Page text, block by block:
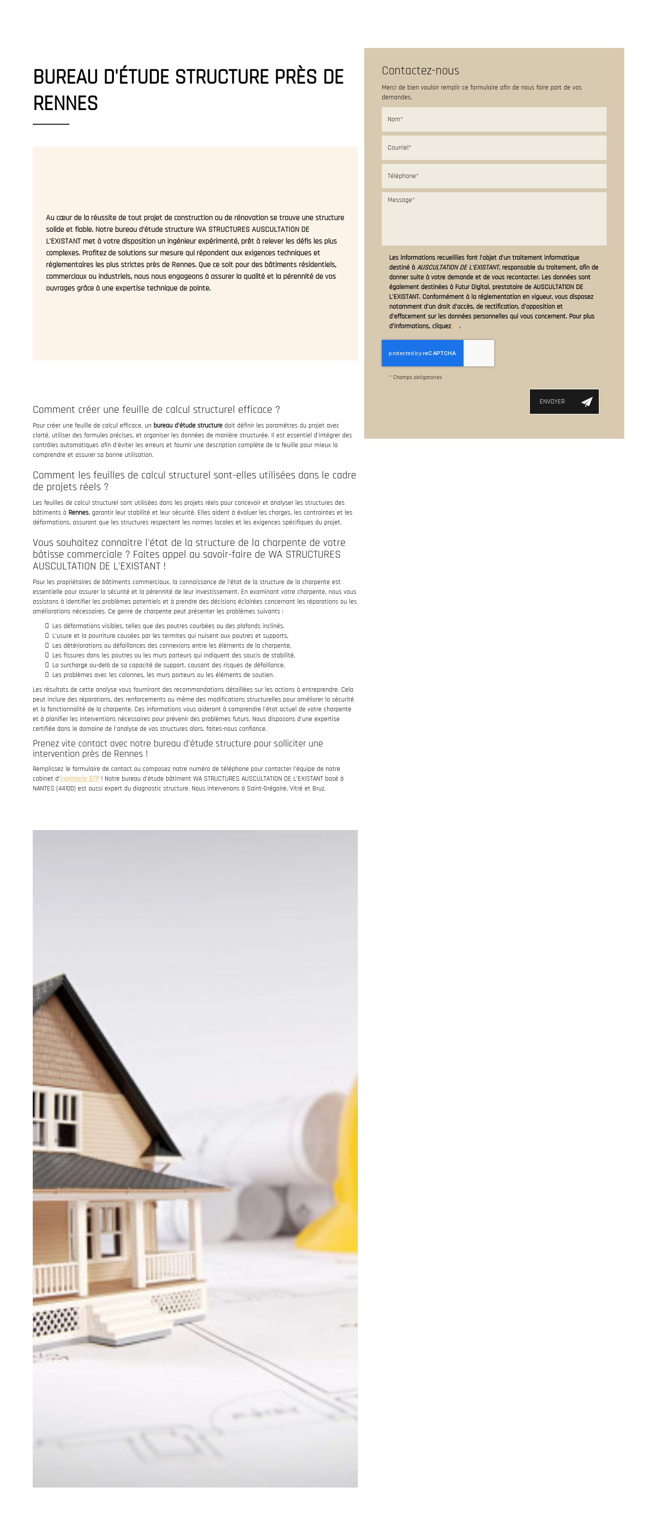
BUREAU D'ÉTUDE STRUCTURE RENNES
BUREAU D'ÉTUDE STRUCTURE PRÈS DE
RENNES
Au cœur de la réussite de tout projet de construction ou de rénovation se trouve une structure
solide et fiable. Notre bureau d'étude structure WA STRUCTURES AUSCULTATION DE
L'EXISTANT met à votre disposition un ingénieur expérimenté, prêt à relever les défis les plus
complexes. Profitez de solutions sur mesure qui répondent aux exigences techniques et
réglementaires les plus strictes près de Rennes. Que ce soit pour des bâtiments résidentiels,
commerciaux ou industriels, nous nous engageons à assurer la qualité et la pérennité de vos
ouvrages grâce à une expertise technique de pointe.
Comment créer une feuille de calcul structurel efficace ?
Pour créer une feuille de calcul efficace, un bureau d'étude structure doit définir les paramètres du projet avec
clarté, utiliser des formules précises, et organiser les données de manière structurée. Il est essentiel d'intégrer des
contrôles automatiques afin d'éviter les erreurs et fournir une description complète de la feuille pour mieux la
comprendre et assurer sa bonne utilisation.
Comment les feuilles de calcul structurel sont-elles utilisées dans le cadre
de projets réels ?
Les feuilles de calcul structurel sont utilisées dans les projets réels pour concevoir et analyser les structures des
bâtiments à Rennes, garantir leur stabilité et leur sécurité. Elles aident à évaluer les charges, les contraintes et les
déformations, assurant que les structures respectent les normes locales et les exigences spécifiques du projet.
Vous souhaitez connaitre l'état de la structure de la charpente de votre
bâtisse commerciale ? Faites appel au savoir-faire de WA STRUCTURES
AUSCULTATION DE L'EXISTANT !
Pour les propriétaires de bâtiments commerciaux, la connaissance de l'état de la structure de la charpente est
essentielle pour assurer la sécurité et la pérennité de leur investissement. En examinant votre charpente, nous vous
assistons à identifier les problèmes potentiels et à prendre des décisions éclairées concernant les réparations ou les
améliorations nécessaires. Ce genre de charpente peut présenter les problèmes suivants :
Les déformations visibles, telles que des poutres courbées ou des plafonds inclinés.
L'usure et la pourriture causées par les termites qui nuisent aux poutres et supports,
Les détériorations ou défaillances des connexions entre les éléments de la charpente,
Les fissures dans les poutres ou les murs porteurs qui indiquent des soucis de stabilité,
La surcharge au-delà de sa capacité de support, causant des risques de défaillance,
Les problèmes avec les colonnes, les murs porteurs ou les éléments de soutien.
Les résultats de cette analyse vous fourniront des recommandations détaillées sur les actions à entreprendre. Cela
peut inclure des réparations, des renforcements ou même des modifications structurelles pour améliorer la sécurité
et la fonctionnalité de la charpente. Ces informations vous aideront à comprendre l'état actuel de votre charpente
et à planifier les interventions nécessaires pour prévenir des problèmes futurs. Nous disposons d'une expertise
certifiée dans le domaine de l'analyse de vos structures alors, faites-nous confiance.
Prenez vite contact avec notre bureau d'étude structure pour solliciter une
intervention près de Rennes !
Remplissez le formulaire de contact ou composez notre numéro de téléphone pour contacter l'équipe de notre
cabinet d'ingénierie BTP ! Notre bureau d'étude bâtiment WA STRUCTURES AUSCULTATION DE L'EXISTANT basé à
NANTES (44100) est aussi expert du diagnostic structure. Nous intervenons à Saint-Grégoire, Vitré et Bruz.
Contactez-nous
Merci de bien vouloir remplir ce formulaire afin de nous faire part de vos
demandes.
Les informations recueillies font l’objet d’un traitement informatique
destiné àAUSCULTATION DE L'EXISTANT, responsable du traitement, afin de
donner suite à votre demande et de vous recontacter. Les données sont
également destinées à Futur Digital, prestataire de AUSCULTATION DE
L'EXISTANT. Conformément à la réglementation en vigueur, vous disposez
notamment d'un droit d'accès, de rectification, d'opposition et
d'effacement sur les données personnelles qui vous concernent. Pour plus
d’informations, cliquez ici.
* Champs obligatoires